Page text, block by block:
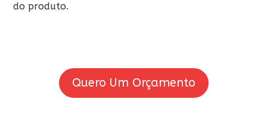
do produto.
Quero Um Orçamento